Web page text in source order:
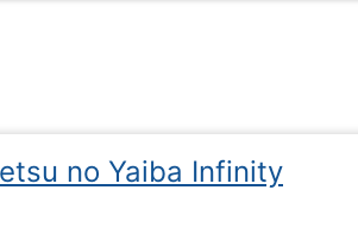
no Yaiba Infinity